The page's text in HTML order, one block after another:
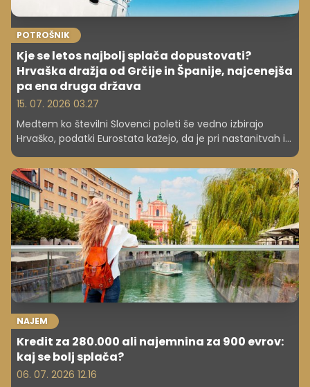
POTROŠNIK
Kje se letos najbolj splača dopustovati?
Hrvaška dražja od Grčije in Španije, najcenejša
pa ena druga država
15. 07. 2026 03.27
Medtem ko številni Slovenci poleti še vedno izbirajo
Hrvaško, podatki Eurostata kažejo, da je pri nastanitvah in
gostinski ponudbi že dražja od nekaterih konkurenčnih
sredozemskih destinacij. Največje presenečenje pa je
država, kjer so stroški daleč najnižji.
NAJEM
Kredit za 280.000 ali najemnina za 900 evrov:
kaj se bolj splača?
06. 07. 2026 12.16